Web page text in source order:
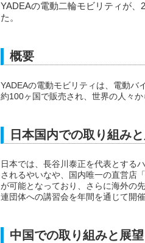
YADEAの電動二輪モビリティが
た。
概要
YADEAの電動モビリティは、電動バ
約100ヶ国で販売され、世界の人々か
日本国内での取り組み
日本では、長谷川泰正を代表とする
されるやいなや、国内唯一の直営店
が可能となっており、さらに海外の
連団体への講習会を年間を通じて開
中国での取り組みと展望